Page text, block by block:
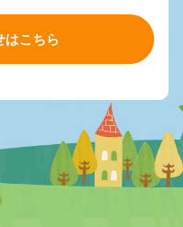
はこちら